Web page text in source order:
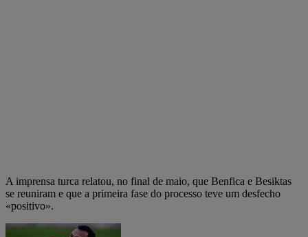
A imprensa turca relatou, no final de maio, que Benfica e Besiktas
se reuniram e que a primeira fase do processo teve um desfecho
«positivo».